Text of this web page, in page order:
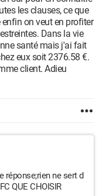
les clauses, ce que
on veut en profiter
Dans la vie
santé mais j'ai fait
eux soit 2376.58 €.
client. Adieu
réponse;rien ne sert d
QUE CHOISIR